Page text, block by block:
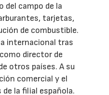
del campo de la
tarjetas,
de combustible.
internacional tras
director de
otros países. A su
comercial y el
la filial española.